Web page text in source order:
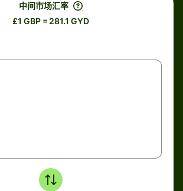
中间市场汇率
£1 GBP = 281.1 GYD